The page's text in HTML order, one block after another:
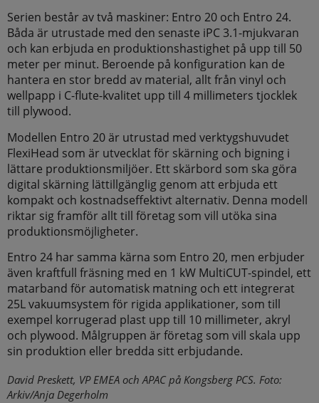
Serien består av två maskiner: Entro 20 och Entro 24.
Båda är utrustade med den senaste iPC 3.1-mjukvaran
och kan erbjuda en produktionshastighet på upp till 50
meter per minut. Beroende på konfiguration kan de
hantera en stor bredd av material, allt från vinyl och
wellpapp i C-flute-kvalitet upp till 4 millimeters tjocklek
till plywood.
Modellen Entro 20 är utrustad med verktygshuvudet
FlexiHead som är utvecklat för skärning och bigning i
lättare produktionsmiljöer. Ett skärbord som ska göra
digital skärning lättillgänglig genom att erbjuda ett
kompakt och kostnadseffektivt alternativ. Denna modell
riktar sig framför allt till företag som vill utöka sina
produktionsmöjligheter.
Entro 24 har samma kärna som Entro 20, men erbjuder
även kraftfull fräsning med en 1 kW MultiCUT-spindel, ett
matarband för automatisk matning och ett integrerat
25L vakuumsystem för rigida applikationer, som till
exempel korrugerad plast upp till 10 millimeter, akryl
och plywood. Målgruppen är företag som vill skala upp
sin produktion eller bredda sitt erbjudande.
David Preskett, VP EMEA och APAC på Kongsberg PCS. Foto:
Arkiv/Anja Degerholm